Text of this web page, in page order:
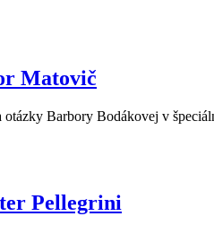
Matovič
Barbory Bodákovej v
Pellegrini